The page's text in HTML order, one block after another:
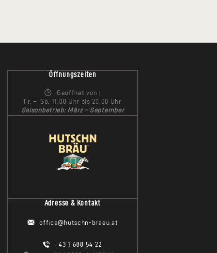
Öffnungszeiten
Geöffnet von :
Fr. – So. 11:00 Uhr bis 20:00 Uhr
Saisonbetrieb: März – September
Adresse & Kontakt
office@hutschn-braeu.at
+43 1 688 54 22